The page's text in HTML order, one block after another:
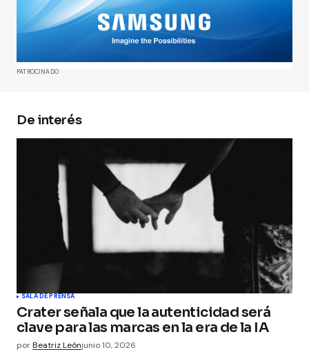
publicada.Los campos obligatorios están
marcados con*
Comment*
Your E-mail*
Guarda mi nombre, correo electrónico y web en
este navegador para la próxima vez que
comente.
PATROCINADO
De interés
SALA DE PRENSA
Crater señala que la autenticidad será
clave para las marcas en la era de la IA
porBeatriz Leónjunio 10, 2026